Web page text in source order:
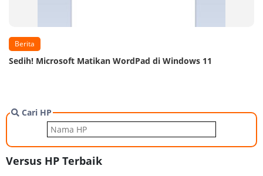
Berita
Sedih! Microsoft Matikan WordPad di Windows 11
Cari HP
Versus HP Terbaik